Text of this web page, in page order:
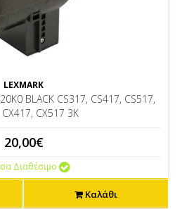
LEXMARK
BLACK CS317, CS417, CS517,
CX517 3K
20,00€
Διαθέσιμο
Καλάθι